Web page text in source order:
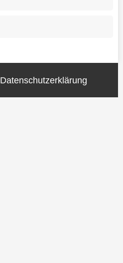
Datenschutzerklärung